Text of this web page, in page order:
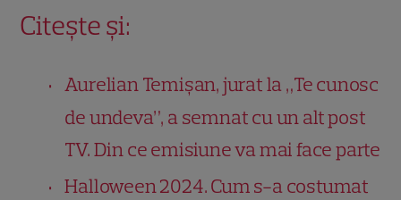
Citește și:
Aurelian Temișan, jurat la „Te cunosc
de undeva”, a semnat cu un alt post
TV. Din ce emisiune va mai face parte
Halloween 2024. Cum s-a costumat